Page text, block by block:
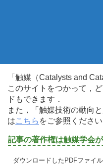
「触媒（Catalysts and
このサイトをつかって，
ドもできます．
また，「触媒技術の動向
はこちら をご参照ください
記事の著作権は触媒学会
ダウンロードしたPDFファイ